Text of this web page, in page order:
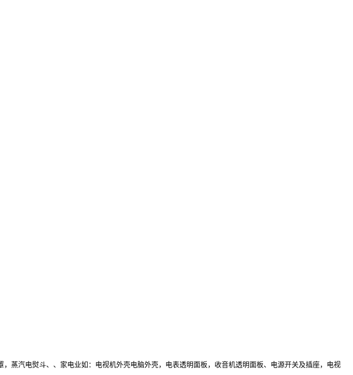
蒸汽电熨斗、、家电业如：电视机外壳电脑外壳，电表透明面板，收音机透明面板、电源开关及插座，电视